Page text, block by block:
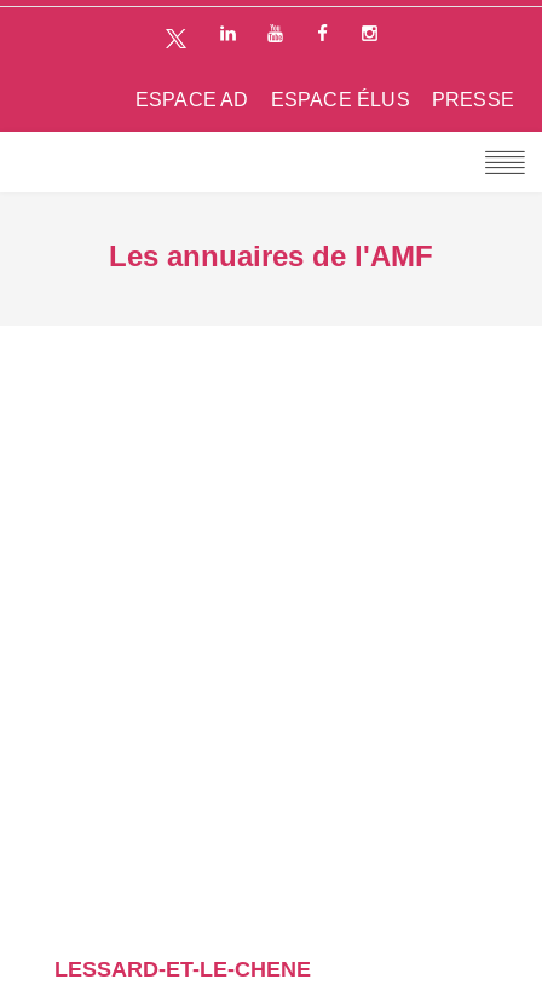
PRESSE
ESPACE ÉLUS
ESPACE AD
Les annuaires de l'AMF
LESSARD-ET-LE-CHENE